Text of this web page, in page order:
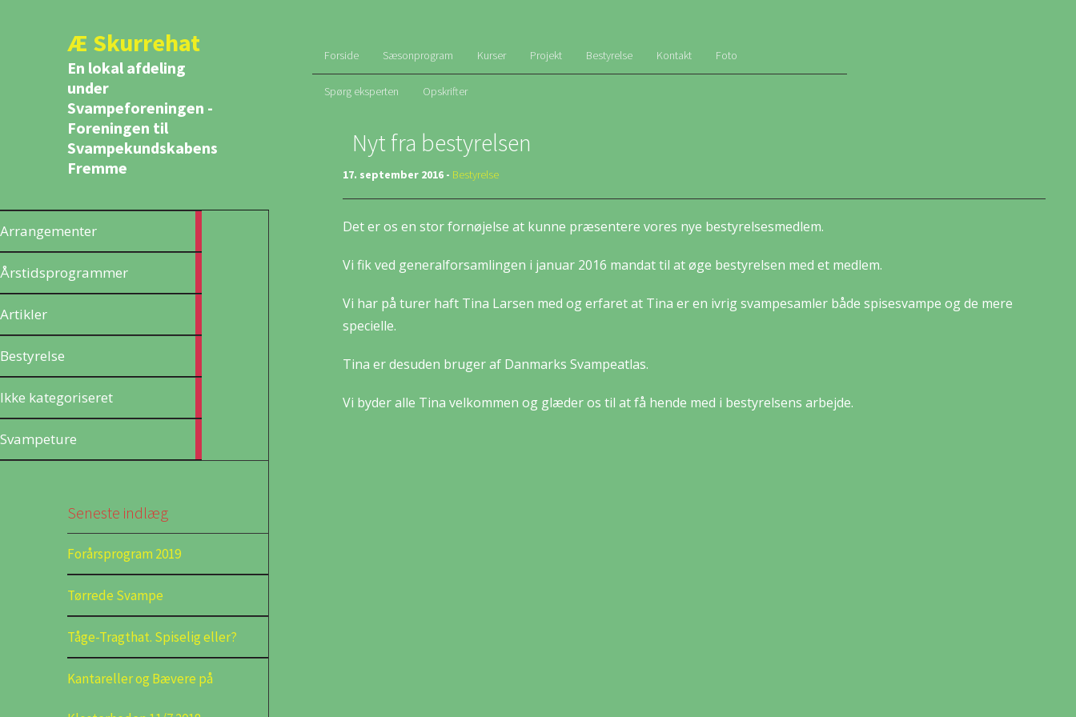
Æ Skurrehat
En lokal afdeling
under
Svampeforeningen -
Foreningen til
Svampekundskabens
Fremme
Arrangementer
Årstidsprogrammer
Artikler
Bestyrelse
Ikke kategoriseret
Svampeture
Seneste indlæg
Forårsprogram 2019
Tørrede Svampe
Tåge-Tragthat. Spiselig eller?
Kantareller og Bævere på
Forside Sæsonprogram Kurser Projekt Bestyrelse Kontakt Foto
Spørg eksperten Opskrifter
Nyt fra bestyrelsen
17. september 2016 - Bestyrelse
Det er os en stor fornøjelse at kunne præsentere vores nye bestyrelsesmedlem.
Vi fik ved generalforsamlingen i januar 2016 mandat til at øge bestyrelsen med et medlem.
Vi har på turer haft Tina Larsen med og erfaret at Tina er en ivrig svampesamler både spisesvampe og de mere
specielle.
Tina er desuden bruger af Danmarks Svampeatlas.
Vi byder alle Tina velkommen og glæder os til at få hende med i bestyrelsens arbejde.